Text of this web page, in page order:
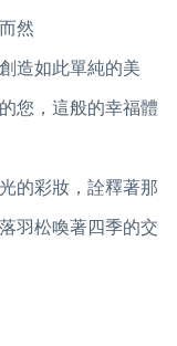
然
造如此單純的美
您，這般的幸福體
的彩妝，詮釋著那
羽松喚著四季的交